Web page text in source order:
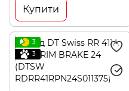
Купити
3
3